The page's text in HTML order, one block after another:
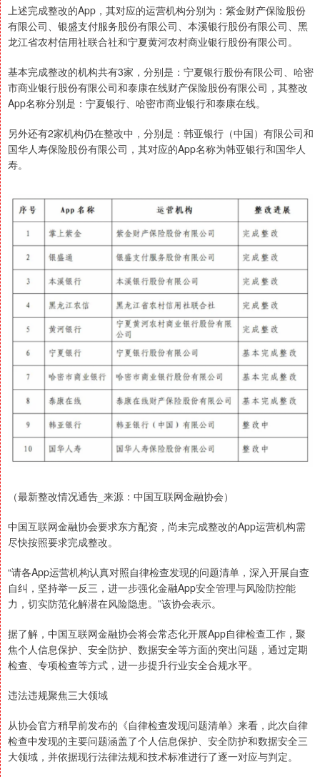
上述完成整改的App，其对应的运营机构分别为：紫金财产保险股份
有限公司、银盛支付服务股份有限公司、本溪银行股份有限公司、黑
龙江省农村信用社联合社和宁夏黄河农村商业银行股份有限公司。
基本完成整改的机构共有3家，分别是：宁夏银行股份有限公司、哈密
市商业银行股份有限公司和泰康在线财产保险股份有限公司，其整改
App名称分别是：宁夏银行、哈密市商业银行和泰康在线。
另外还有2家机构仍在整改中，分别是：韩亚银行（中国）有限公司和
国华人寿保险股份有限公司，其对应的App名称为韩亚银行和国华人
寿。
（最新整改情况通告_来源：中国互联网金融协会）
中国互联网金融协会要求东方配资，尚未完成整改的App运营机构需
尽快按照要求完成整改。
“请各App运营机构认真对照自律检查发现的问题清单，深入开展自查
自纠，坚持举一反三，进一步强化金融App安全管理与风险防控能
力，切实防范化解潜在风险隐患。”该协会表示。
据了解，中国互联网金融协会将会常态化开展App自律检查工作，聚
焦个人信息保护、安全防护、数据安全等方面的突出问题，通过定期
检查、专项检查等方式，进一步提升行业安全合规水平。
违法违规聚焦三大领域
从协会官方稍早前发布的《自律检查发现问题清单》来看，此次自律
检查中发现的主要问题涵盖了个人信息保护、安全防护和数据安全三
大领域，并依据现行法律法规和技术标准进行了逐一对应与判定。